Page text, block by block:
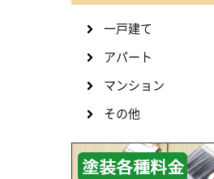
一戸建て
アパート
マンション
その他